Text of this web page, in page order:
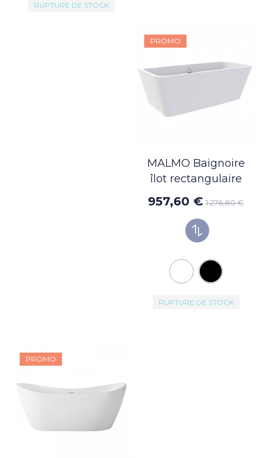
RUPTURE DE STOCK
PROMO
MALMO Baignoire
îlot rectangulaire
957,60 € 1 276,80 €
RUPTURE DE STOCK
PROMO